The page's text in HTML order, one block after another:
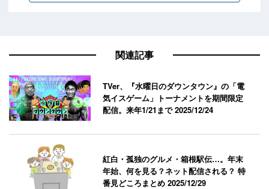
関連記事
TVer、『水曜日のダウンタウン』の「電
気イスゲーム」トーナメントを期間限定
配信。来年1/21まで2025/12/24
紅白・孤独のグルメ・箱根駅伝…。年末
年始、何を見る？ネット配信される？ 特
番見どころまとめ2025/12/29